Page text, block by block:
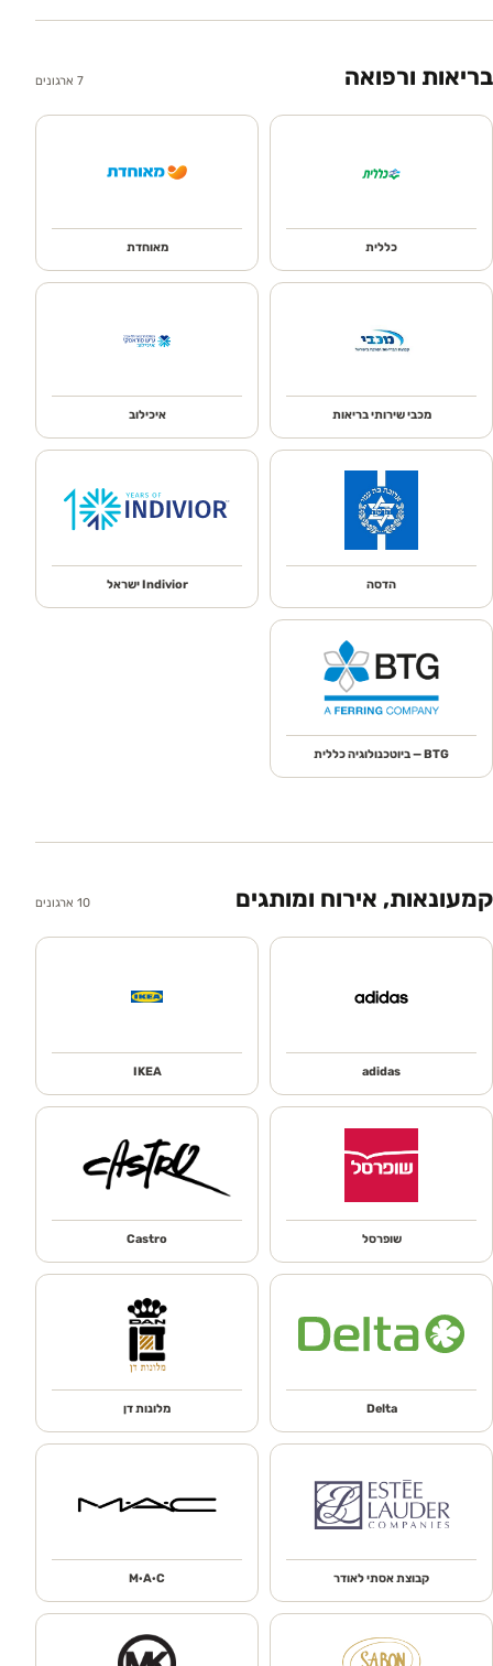
בריאות ורפואה 7 ארגונים
כללית מאוחדת
מכבי שירותי בריאות איכילוב
הדסה Indivior ישראל
BTG — ביוטכנולוגיה כללית
קמעונאות, אירוח ומותגים 10 ארגונים
adidas
IKEA
שופרסל Castro
Delta מלונות דן
קבוצת אסתי לאודר M·A·C